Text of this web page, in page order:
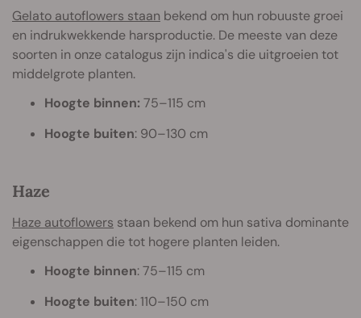
Gelato autoflowers staan bekend om hun robuuste groei
en indrukwekkende harsproductie. De meeste van deze
soorten in onze catalogus zijn indica's die uitgroeien tot
middelgrote planten.
Hoogte binnen: 75–115 cm
Hoogte buiten: 90–130 cm
Haze
Haze autoflowers staan bekend om hun sativa dominante
eigenschappen die tot hogere planten leiden.
Hoogte binnen: 75–115 cm
Hoogte buiten: 110–150 cm